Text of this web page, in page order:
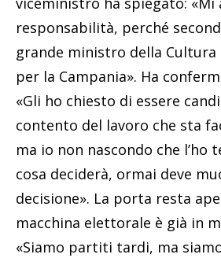
responsabilità, perché
grande ministro della
per la Campania». Ha
«Gli ho chiesto di essere
contento del lavoro che sta
ma io non nascondo che l’ho
cosa deciderà, ormai deve
decisione». La porta resta
macchina elettorale è già in
«Siamo partiti tardi, ma